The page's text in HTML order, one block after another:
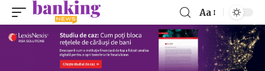
Aa